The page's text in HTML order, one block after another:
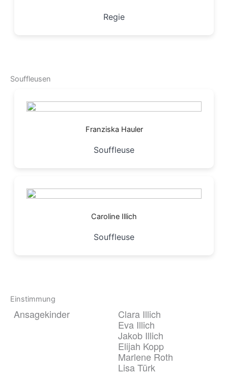
Regie
Souffleusen
Franziska Hauler
Souffleuse
Caroline Illich
Souffleuse
Einstimmung
Ansagekinder
Clara Illich
Eva Illich
Jakob Illich
Elijah Kopp
Marlene Roth
Lisa Türk